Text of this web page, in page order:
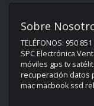
Sobre
TELÉFONOS: 950
SPC Electrónica
móviles gps tv
recuperación datos
mac macbook ssd